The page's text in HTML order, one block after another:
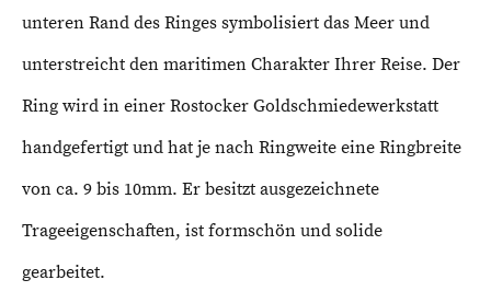
unteren Rand des Ringes symbolisiert das Meer und
unterstreicht den maritimen Charakter Ihrer Reise. Der
Ring wird in einer Rostocker Goldschmiedewerkstatt
handgefertigt und hat je nach Ringweite eine Ringbreite
von ca. 9 bis 10mm. Er besitzt ausgezeichnete
Trageeigenschaften, ist formschön und solide
gearbeitet.